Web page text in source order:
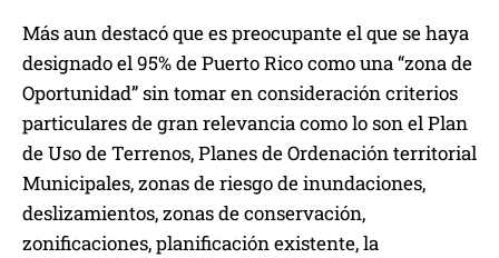
Más aun destacó que es preocupante el que se haya
designado el 95% de Puerto Rico como una “zona de
Oportunidad” sin tomar en consideración criterios
particulares de gran relevancia como lo son el Plan
de Uso de Terrenos, Planes de Ordenación territorial
Municipales, zonas de riesgo de inundaciones,
deslizamientos, zonas de conservación,
zonificaciones, planificación existente, la